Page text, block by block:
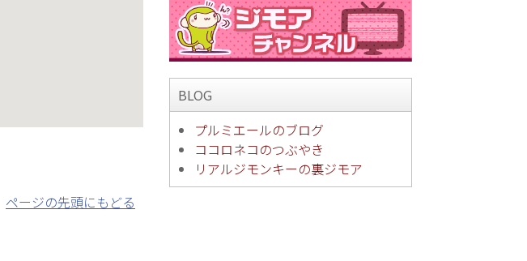
ページの先頭にもどる
BLOG
プルミエールのブログ
ココロネコのつぶやき
リアルジモンキーの裏ジモア